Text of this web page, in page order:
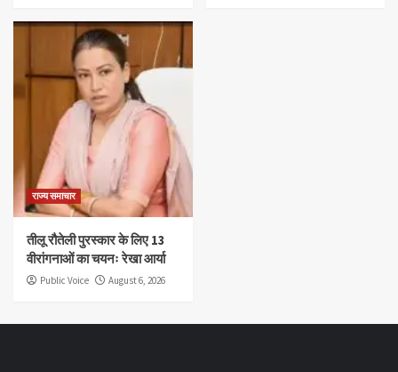
राज्य समाचार
तीलू रौतेली पुरस्कार के लिए 13
वीरांगनाओं का चयनः रेखा आर्या
Public Voice August 6, 2026